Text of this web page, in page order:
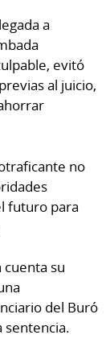
a
evitó
al juicio,
no
futuro para
cuenta su
del Buró
sentencia.